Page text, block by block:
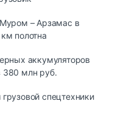
– Арзамас в
полотна
аккумуляторов
380 млн руб.
спецтехники